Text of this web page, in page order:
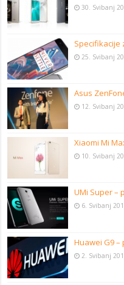
30. Svibanj
Specifikacije
25. Svibanj
Asus
12. Svibanj
Xiaomi Mi
10. Svibanj
UMi Super –
6. Svibanj
Huawei G9
2. Svibanj